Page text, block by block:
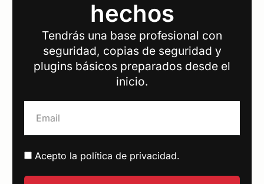
hechos
Tendrás una base profesional con
seguridad, copias de seguridad y
plugins básicos preparados desde el
inicio.
Acepto la política de privacidad.